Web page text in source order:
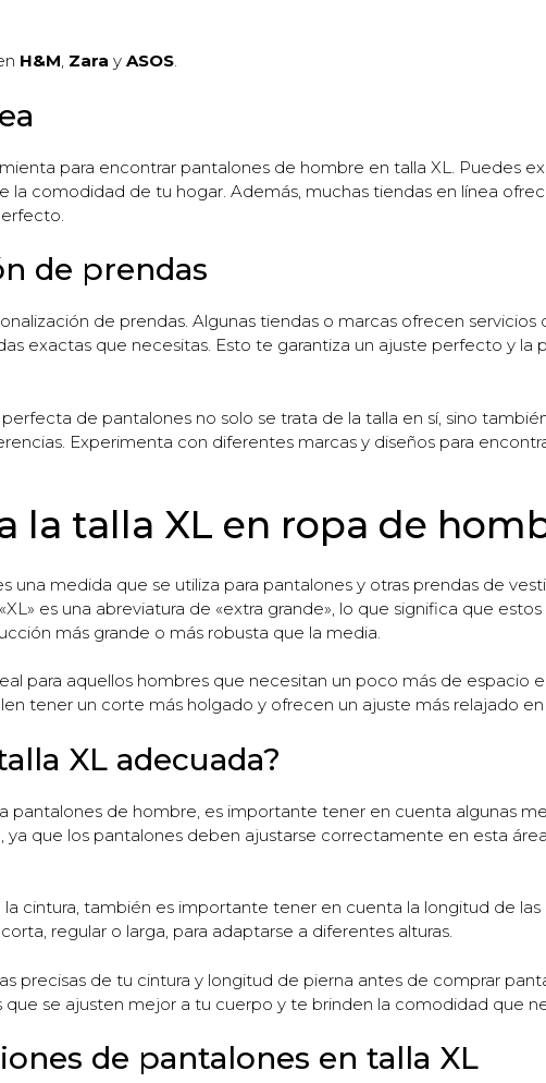
H&M, Zara y ASOS.
para encontrar pantalones de hombre en talla XL. Puedes
la comodidad de tu hogar. Además, muchas tiendas en línea
de prendas
de prendas. Algunas tiendas o marcas ofrecen
exactas que necesitas. Esto te garantiza un ajuste perfecto y
de pantalones no solo se trata de la talla en sí, sino
Experimenta con diferentes marcas y diseños para
la talla XL en ropa de
una medida que se utiliza para pantalones y otras prendas de
es una abreviatura de «extra grande», lo que significa que
más grande o más robusta que la media.
para aquellos hombres que necesitan un poco más de espacio
tener un corte más holgado y ofrecen un ajuste más relajado
XL adecuada?
pantalones de hombre, es importante tener en cuenta algunas
ya que los pantalones deben ajustarse correctamente en esta
cintura, también es importante tener en cuenta la longitud de las
regular o larga, para adaptarse a diferentes alturas.
precisas de tu cintura y longitud de pierna antes de comprar
que se ajusten mejor a tu cuerpo y te brinden la comodidad que
de pantalones en talla XL